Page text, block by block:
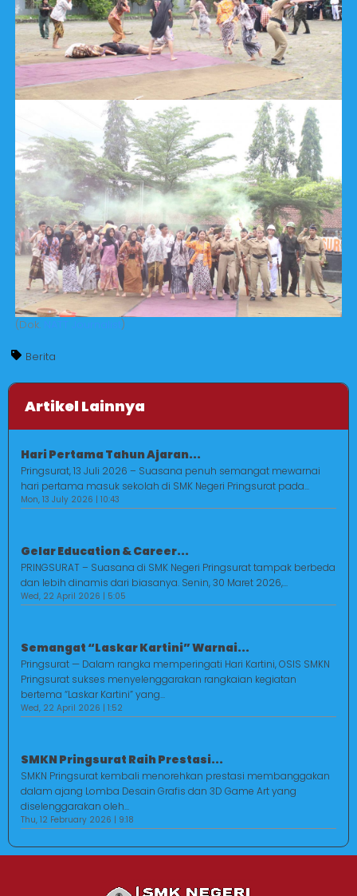
(Dok. )
Berita
Artikel Lainnya
Hari Pertama Tahun Ajaran...
Pringsurat, 13 Juli 2026 – Suasana penuh semangat mewarnai
hari pertama masuk sekolah di SMK Negeri Pringsurat pada...
Mon, 13 July 2026 | 10:43
Gelar Education & Career...
PRINGSURAT – Suasana di SMK Negeri Pringsurat tampak berbeda
dan lebih dinamis dari biasanya. Senin, 30 Maret 2026,...
Wed, 22 April 2026 | 5:05
Semangat “Laskar Kartini” Warnai...
Pringsurat — Dalam rangka memperingati Hari Kartini, OSIS SMKN
Pringsurat sukses menyelenggarakan rangkaian kegiatan
bertema “Laskar Kartini” yang...
Wed, 22 April 2026 | 1:52
SMKN Pringsurat Raih Prestasi...
SMKN Pringsurat kembali menorehkan prestasi membanggakan
dalam ajang Lomba Desain Grafis dan 3D Game Art yang
diselenggarakan oleh...
Thu, 12 February 2026 | 9:18